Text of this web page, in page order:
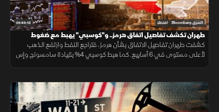
01:49:13 الشرق Bloomberg اقتصاد
طهران تكشف تفاصيل اتفاق هرمز.. و"كوسبي" يهبط مع ضغوط
الذكاء الاصطناعي
كشفت طهران تفاصيل الاتفاق بشأن هرمز، فتراجع النفط وارتفع الذهب
لأعلى مستوى في 6 أسابيع. كما هبط كوسبي 4% بقيادة سامسونج وإس